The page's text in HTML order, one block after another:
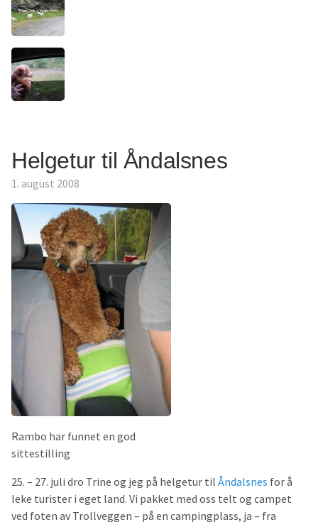
Helgetur til Åndalsnes
1. august 2008
Rambo har funnet en god
sittestilling
25. – 27. juli dro Trine og jeg på helgetur til Åndalsnes for å
leke turister i eget land. Vi pakket med oss telt og campet
ved foten av Trollveggen – på en campingplass, ja – fra